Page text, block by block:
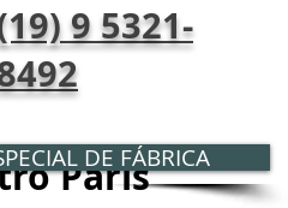
Paris
DE FÁBRICA
9 5321-